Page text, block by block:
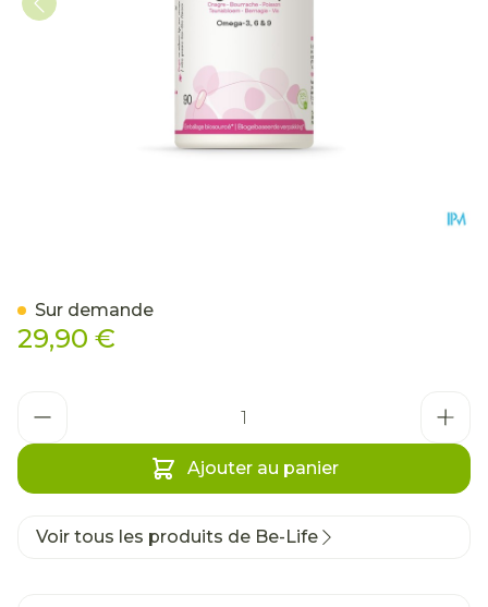
29,90 €
Ajouter au panier
Sur demande
Voir tous les produits de Be-Life